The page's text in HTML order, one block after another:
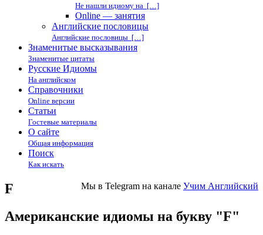
Не нашли идиому на […]
Online — занятия
Английские пословицы
Английские пословицы […]
Знаменитые высказывания
Знаменитые цитаты
Русские Идиомы
На английском
Справочники
Online версии
Статьи
Гостевые материалы
О сайте
Общая информация
Поиск
Как искать
Мы в Telegram на канале Учим Английский
F
Американские идиомы на букву "F"